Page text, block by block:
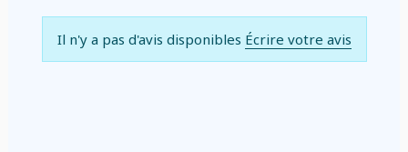
Il n'y a pas d'avis disponibles Écrire votre avis